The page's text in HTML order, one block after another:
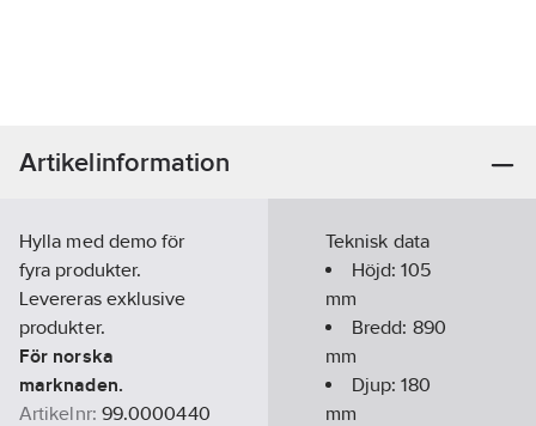
Artikelinformation
Hylla med demo för
fyra produkter.
Levereras exklusive
produkter.
För norska
marknaden.
Artikelnr: 99.0000440
Teknisk data
Höjd:105
mm
Bredd: 890
mm
Djup:180
mm